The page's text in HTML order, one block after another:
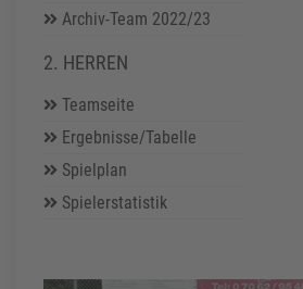
Archiv-Team 2022/23
2. HERREN
Teamseite
Ergebnisse/Tabelle
Spielplan
Spielerstatistik